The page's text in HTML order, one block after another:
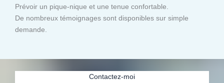
Prévoir un pique-nique et une tenue confortable.
De nombreux témoignages sont disponibles sur simple
demande.
Contactez-moi